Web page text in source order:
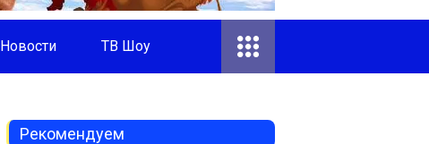
Новости ТВ Шоу
Рекомендуем